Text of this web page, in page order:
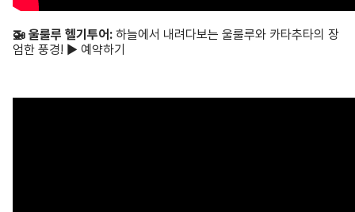
🚁 울룰루 헬기투어: 하늘에서 내려다보는 울룰루와 카타추타의 장
엄한 풍경! ▶ 예약하기